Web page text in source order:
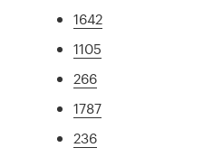
1642
1105
266
1787
236